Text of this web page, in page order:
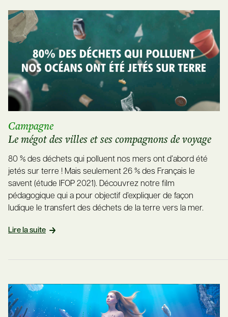
Campagne
Le mégot des villes et ses compagnons de voyage
80 % des déchets qui polluent nos mers ont d’abord été
jetés sur terre ! Mais seulement 26 % des Français le
savent (étude IFOP 2021). Découvrez notre film
pédagogique qui a pour objectif d’expliquer de façon
ludique le transfert des déchets de la terre vers la mer.
Lire la suite